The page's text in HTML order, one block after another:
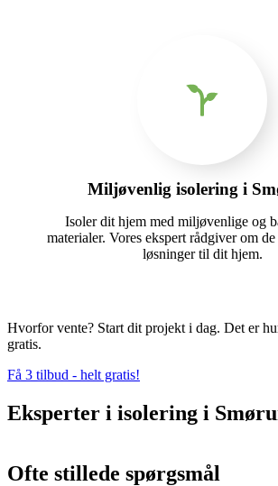
Miljøvenlig isolering i
Isoler dit hjem med miljøvenlige og
materialer. Vores ekspert rådgiver om
løsninger til dit hjem.
Hvorfor vente? Start dit projekt i dag. Det er
gratis.
Få 3 tilbud - helt gratis!
Eksperter i isolering i
Ofte stillede spørgsmål